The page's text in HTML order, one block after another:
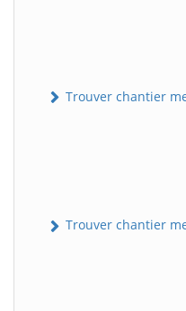
Trouver chantier
Trouver chantier